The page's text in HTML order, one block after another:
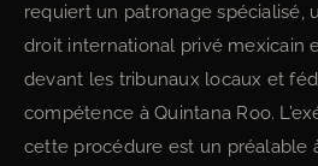
requiert un patronage spécialisé,
droit international privé mexicain
devant les tribunaux locaux et
compétence à Quintana Roo.
cette procédure est un préalable